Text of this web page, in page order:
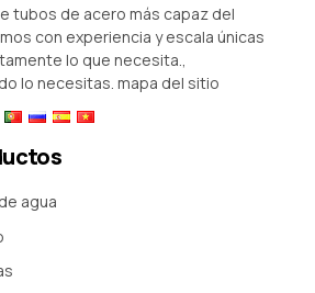
tubos de acero más capaz del
con experiencia y escala únicas
lo que necesita.,
lo necesitas. mapa del sitio
agua